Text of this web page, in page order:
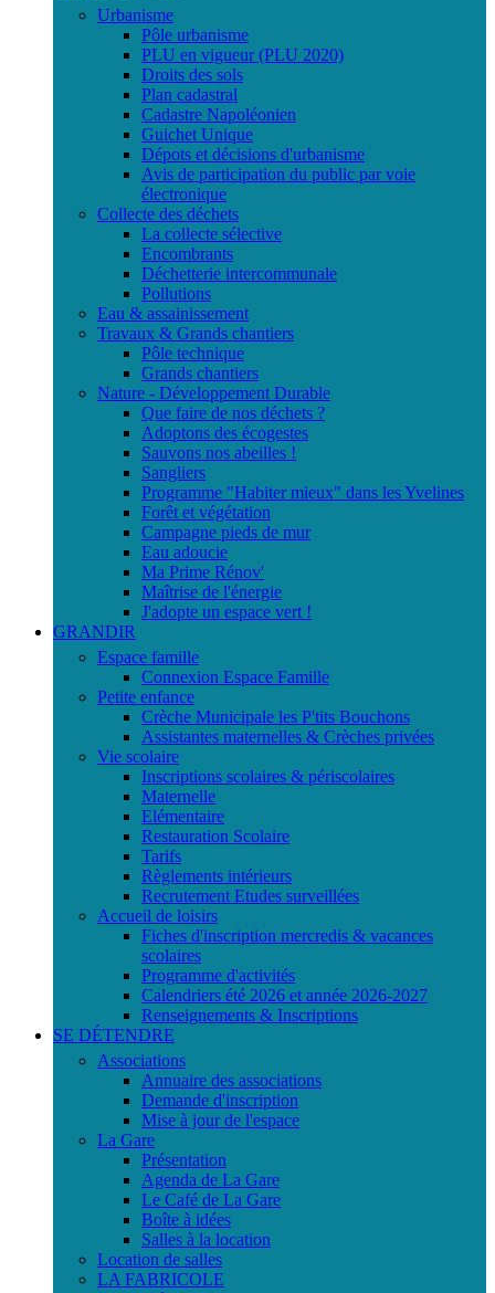
Urbanisme
Pôle urbanisme
PLU en vigueur (PLU 2020)
Droits des sols
Plan cadastral
Cadastre Napoléonien
Guichet Unique
Dépots et décisions d'urbanisme
Avis de participation du public par voie
électronique
Collecte des déchets
La collecte sélective
Encombrants
Déchetterie intercommunale
Pollutions
Eau & assainissement
Travaux & Grands chantiers
Pôle technique
Grands chantiers
Nature - Développement Durable
Que faire de nos déchets ?
Adoptons des écogestes
Sauvons nos abeilles !
Sangliers
Programme "Habiter mieux" dans les Yvelines
Forêt et végétation
Campagne pieds de mur
Eau adoucie
Ma Prime Rénov'
Maîtrise de l'énergie
J'adopte un espace vert !
GRANDIR
Espace famille
Connexion Espace Famille
Petite enfance
Crèche Municipale les P'tits Bouchons
Assistantes maternelles & Crèches privées
Vie scolaire
Inscriptions scolaires & périscolaires
Maternelle
Elémentaire
Restauration Scolaire
Tarifs
Règlements intérieurs
Recrutement Etudes surveillées
Accueil de loisirs
Fiches d'inscription mercredis & vacances
scolaires
Programme d'activités
Calendriers été 2026 et année 2026-2027
Renseignements & Inscriptions
SE DÉTENDRE
Associations
Annuaire des associations
Demande d'inscription
Mise à jour de l'espace
La Gare
Présentation
Agenda de La Gare
Le Café de La Gare
Boîte à idées
Salles à la location
Location de salles
LA FABRICOLE